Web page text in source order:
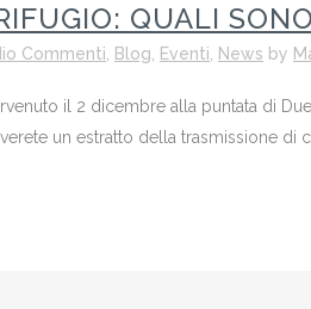
QUALI
Commenti, Blog, Eventi, News by
il 2 dicembre alla puntata di
un estratto della trasmissione